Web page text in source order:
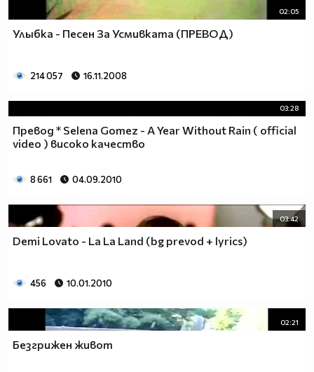
02:05
Улыбка - Песен За Усмивката (ПРЕВОД)
214 057 16.11.2008
03:28
Превод * Selena Gomez - A Year Without Rain ( official
video ) високо качество
8 661 04.09.2010
03:42
Demi Lovato - La La Land (bg prevod + lyrics)
456 10.01.2010
02:21
Безгрижен живот